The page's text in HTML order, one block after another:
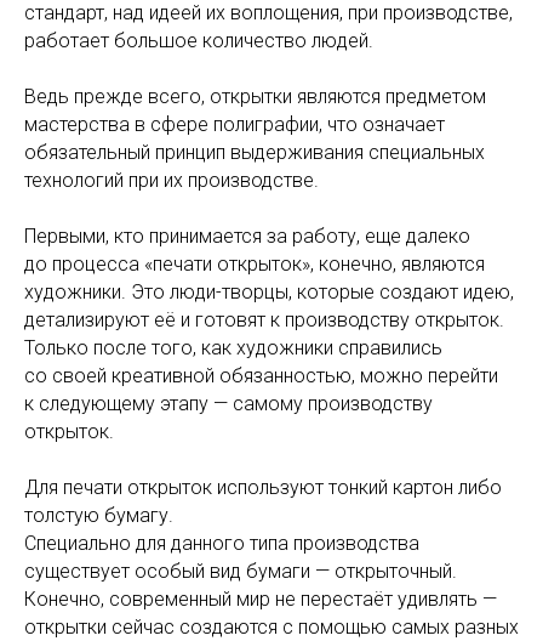
стандарт, над идеей их воплощения, при производстве,
работает большое количество людей.
Ведь прежде всего, открытки являются предметом
мастерства в сфере полиграфии, что означает
обязательный принцип выдерживания специальных
технологий при их производстве.
Первыми, кто принимается за работу, еще далеко
до процесса «печати открыток», конечно, являются
художники. Это люди-творцы, которые создают идею,
детализируют её и готовят к производству открыток.
Только после того, как художники справились
со своей креативной обязанностью, можно перейти
к следующему этапу — самому производству
открыток.
Для печати открыток используют тонкий картон либо
толстую бумагу.
Специально для данного типа производства
существует особый вид бумаги — открыточный.
Конечно, современный мир не перестаёт удивлять —
открытки сейчас создаются с помощью самых разных